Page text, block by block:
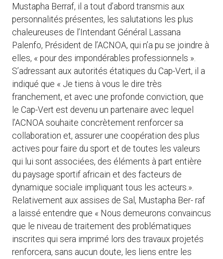
Mustapha Berraf, il a tout d’abord transmis aux
personnalités présentes, les salutations les plus
chaleureuses de l’Intendant Général Lassana
Palenfo, Président de l’ACNOA, qui n’a pu se joindre à
elles, « pour des impondérables professionnels ».
S’adressant aux autorités étatiques du Cap-Vert, il a
indiqué que « Je tiens à vous le dire très
franchement, et avec une profonde conviction, que
le Cap-Vert est devenu un partenaire avec lequel
l’ACNOA souhaite concrètement renforcer sa
collaboration et, assurer une coopération des plus
actives pour faire du sport et de toutes les valeurs
qui lui sont associées, des éléments à part entière
du paysage sportif africain et des facteurs de
dynamique sociale impliquant tous les acteurs.».
Relativement aux assises de Sal, Mustapha Ber- raf
a laissé entendre que « Nous demeurons convaincus
que le niveau de traitement des problématiques
inscrites qui sera imprimé lors des travaux projetés
renforcera, sans aucun doute, les liens entre les